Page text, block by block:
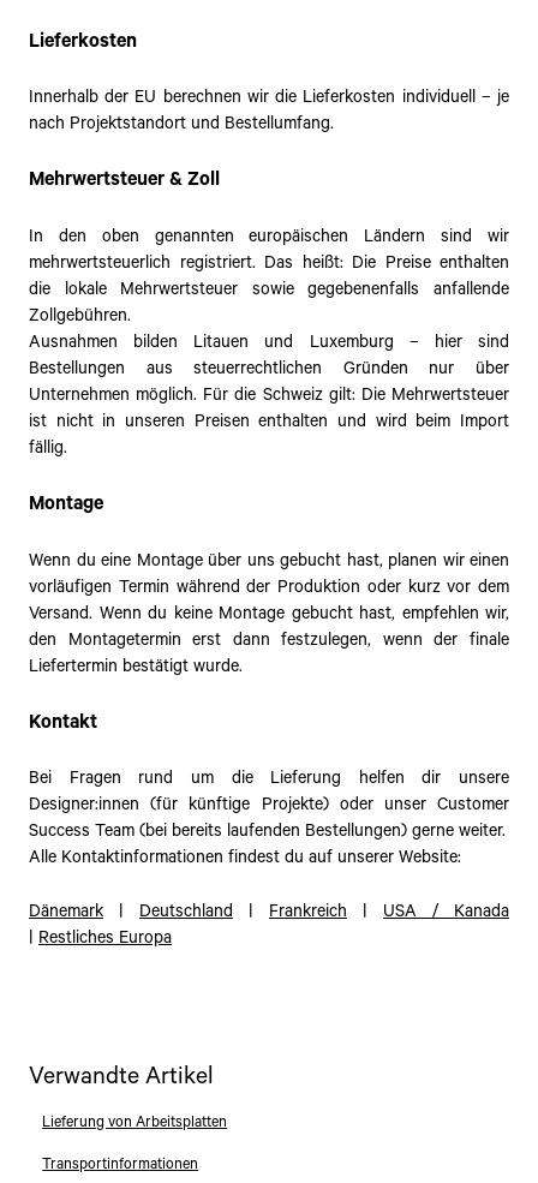
Lieferkosten
Innerhalb der EU berechnen wir die Lieferkosten individuell – je
nach Projektstandort und Bestellumfang.
Mehrwertsteuer & Zoll
In den oben genannten europäischen Ländern sind wir
mehrwertsteuerlich registriert. Das heißt: Die Preise enthalten
die lokale Mehrwertsteuer sowie gegebenenfalls anfallende
Zollgebühren.
Ausnahmen bilden Litauen und Luxemburg – hier sind
Bestellungen aus steuerrechtlichen Gründen nur über
Unternehmen möglich. Für die Schweiz gilt: Die Mehrwertsteuer
ist nicht in unseren Preisen enthalten und wird beim Import
fällig.
Montage
Wenn du eine Montage über uns gebucht hast, planen wir einen
vorläufigen Termin während der Produktion oder kurz vor dem
Versand. Wenn du keine Montage gebucht hast, empfehlen wir,
den Montagetermin erst dann festzulegen, wenn der finale
Liefertermin bestätigt wurde.
Kontakt
Bei Fragen rund um die Lieferung helfen dir unsere
Designer:innen (für künftige Projekte) oder unser Customer
Success Team (bei bereits laufenden Bestellungen) gerne weiter.
Alle Kontaktinformationen findest du auf unserer Website:
Dänemark Deutschland Frankreich
USA / Kanada
Restliches Europa
Verwandte Artikel
Lieferung von Arbeitsplatten
Transportinformationen